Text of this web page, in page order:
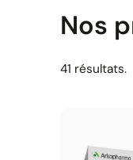
Nos
41 résultats.